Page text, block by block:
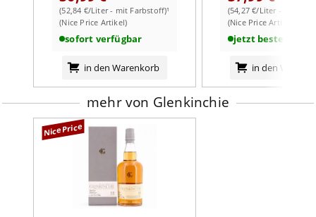
weiterlesen auf der Markenseite von Glenkinchie
(52,84 €/Liter - mit Farbstoff)¹
(Nice Price Artikel)
sofort verfügbar
in den Warenkorb
(54,27 €/Liter - mit
(Nice Price Artikel)
jetzt bestellbar
in den
mehr von Glenkinchie
NicePrice